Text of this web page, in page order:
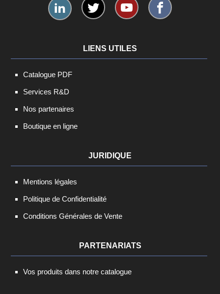
LIENS UTILES
Catalogue PDF
Services R&D
Nos partenaires
Boutique en ligne
JURIDIQUE
Mentions légales
Politique de Confidentialité
Conditions Générales de Vente
PARTENARIATS
Vos produits dans notre catalogue